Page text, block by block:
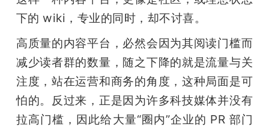
下的 wiki，专业的同时，却不讨喜。
高质量的内容平台，必然会因为其阅读门槛而
减少读者群的数量，随之下降的就是流量与关
注度，站在运营和商务的角度，这种局面是可
怕的。反过来，正是因为许多科技媒体并没有
拉高门槛，因此给大量“圈内”企业的 PR 部门